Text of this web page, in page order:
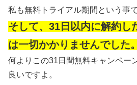
私も無料トライアル期間という事
そして、31日以内に解約し
は一切かかりませんでした。
何よりこの31日間無料キャンペー
良いですよ。